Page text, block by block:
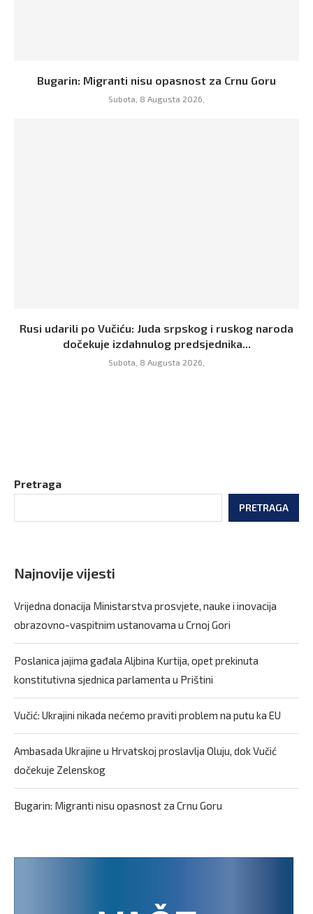
Bugarin: Migranti nisu opasnost za Crnu Goru
Subota, 8 Augusta 2026,
Rusi udarili po Vučiću: Juda srpskog i ruskog naroda
dočekuje izdahnulog predsjednika...
Subota, 8 Augusta 2026,
Pretraga
PRETRAGA
Najnovije vijesti
Vrijedna donacija Ministarstva prosvjete, nauke i inovacija
obrazovno-vaspitnim ustanovama u Crnoj Gori
Poslanica jajima gađala Aljbina Kurtija, opet prekinuta
konstitutivna sjednica parlamenta u Prištini
Vučić: Ukrajini nikada nećemo praviti problem na putu ka EU
Ambasada Ukrajine u Hrvatskoj proslavlja Oluju, dok Vučić
dočekuje Zelenskog
Bugarin: Migranti nisu opasnost za Crnu Goru